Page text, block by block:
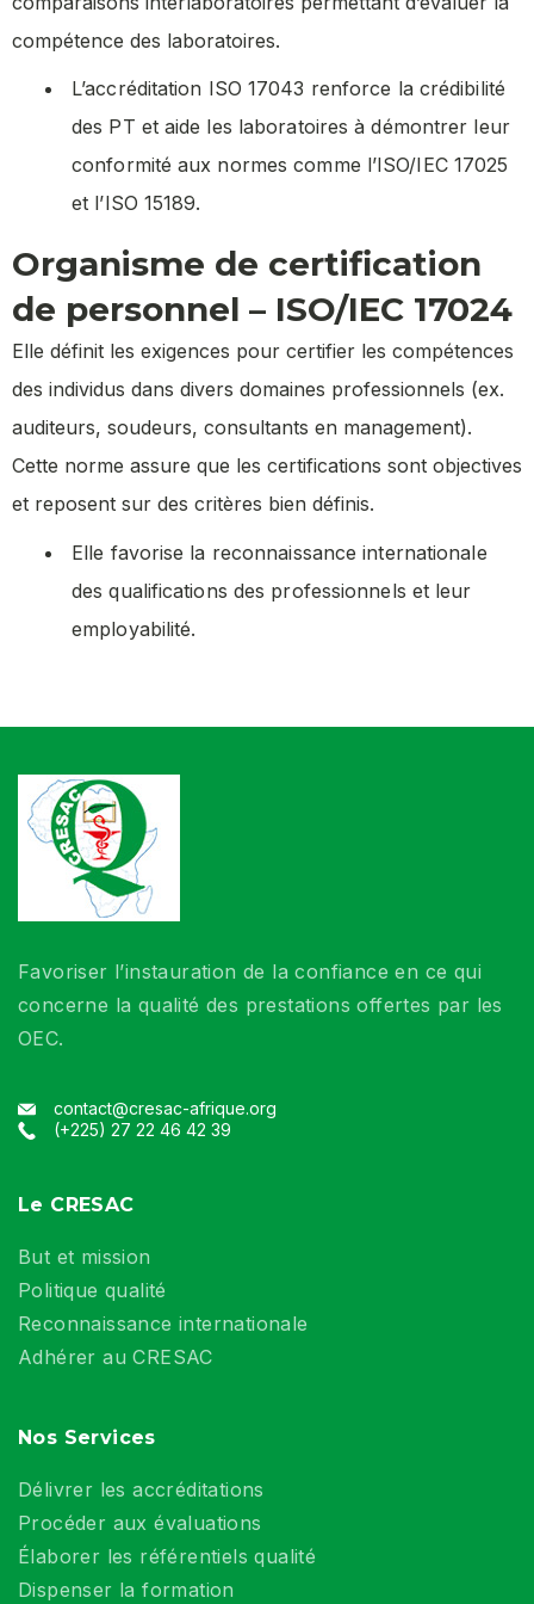
compétence des laboratoires.
L’accréditation ISO 17043 renforce la crédibilité
des PT et aide les laboratoires à démontrer leur
conformité aux normes comme l’ISO/IEC 17025
et l’ISO 15189.
Organisme de certification
de personnel – ISO/IEC 17024
Elle définit les exigences pour certifier les compétences
des individus dans divers domaines professionnels (ex.
auditeurs, soudeurs, consultants en management).
Cette norme assure que les certifications sont objectives
et reposent sur des critères bien définis.
Elle favorise la reconnaissance internationale
des qualifications des professionnels et leur
employabilité.
Favoriser l’instauration de la confiance en ce qui
concerne la qualité des prestations offertes par les
OEC.
contact@cresac-afrique.org
(+225) 27 22 46 42 39
Le CRESAC
But et mission
Politique qualité
Reconnaissance internationale
Adhérer au CRESAC
Nos Services
Délivrer les accréditations
Procéder aux évaluations
Élaborer les référentiels qualité
Dispenser la formation